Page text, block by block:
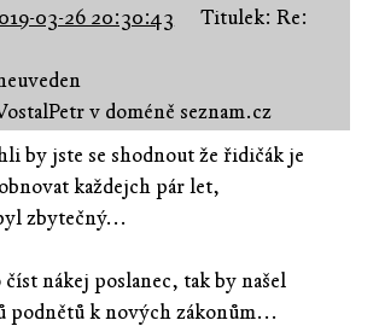
03-26 20:30:43
Titulek: Re:
v doméně seznam.cz
by jste se shodnout že řidičák je
každejch pár let,
zbytečný...
číst nákej poslanec, tak by našel
podnětů k nových zákonům...